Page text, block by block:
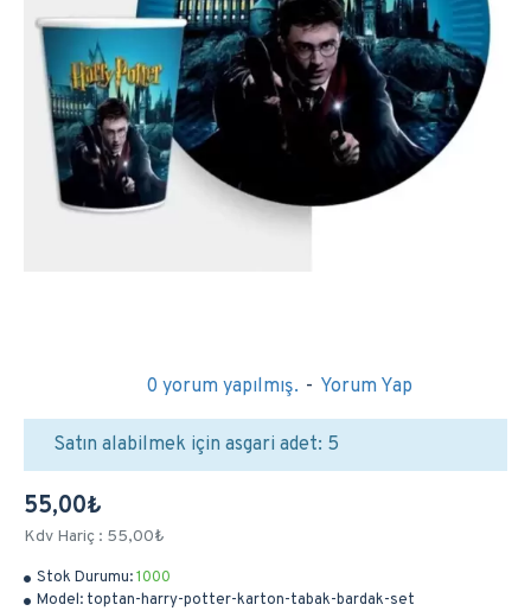
Stok Durumu:1000
Model: toptan-harry-potter-karton-tabak-bardak-set
0 yorum yapılmış. - Yorum Yap
55,00₺
Kdv Hariç : 55,00₺
Satın alabilmek için asgari adet: 5